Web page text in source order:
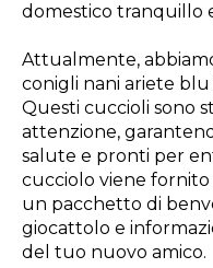
domestico tranquillo
Attualmente,
conigli nani ariete blu
Questi cuccioli sono
attenzione,
salute e pronti per
cucciolo viene
un pacchetto di
giocattolo e
del tuo nuovo amico.